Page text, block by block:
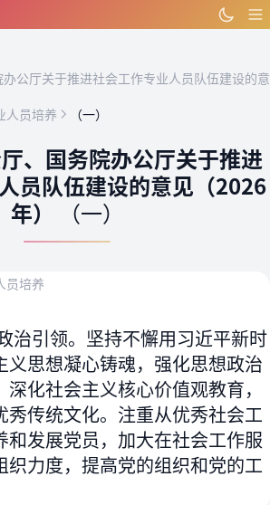
公厅关于推进社会工作专业人员队伍建设的意
人员培养
（一）
、国务院办公厅关于推进
员队伍建设的意见（2026
年）
（一）
员培养
治引领。坚持不懈用习近平新时
义思想凝心铸魂，强化思想政治
化社会主义核心价值观教育，
秀传统文化。注重从优秀社会工
和发展党员，加大在社会工作服
织力度，提高党的组织和党的工